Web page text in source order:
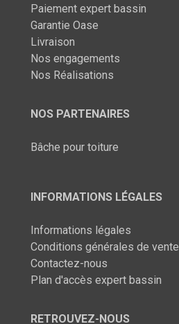
Paiement expert bassin
Garantie Oase
Livraison
Nos engagements
Nos Réalisations
NOS PARTENAIRES
Bâche pour toiture
INFORMATIONS LÉGALES
Informations légales
Conditions générales de vente
Contactez-nous
Plan d'accès expert bassin
RETROUVEZ-NOUS